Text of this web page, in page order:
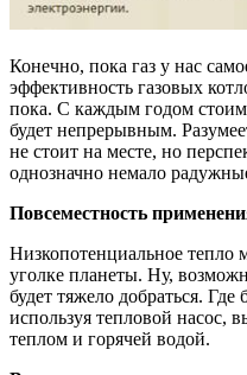
Конечно, пока газ у нас
эффективность газовых
пока. С каждым годом
будет непрерывным.
не стоит на месте, но
однозначно немало
Повсеместность
Низкопотенциальное тепло
уголке планеты. Ну,
будет тяжело добраться.
используя тепловой насос,
теплом и горячей водой.